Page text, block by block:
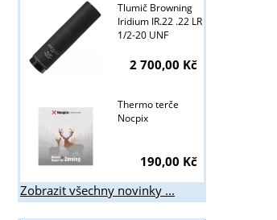
Tlumič Browning
Iridium IR.22 .22 LR
1/2-20 UNF
2 700,00 Kč
Thermo terče
Nocpix
190,00 Kč
Zobrazit všechny novinky ...